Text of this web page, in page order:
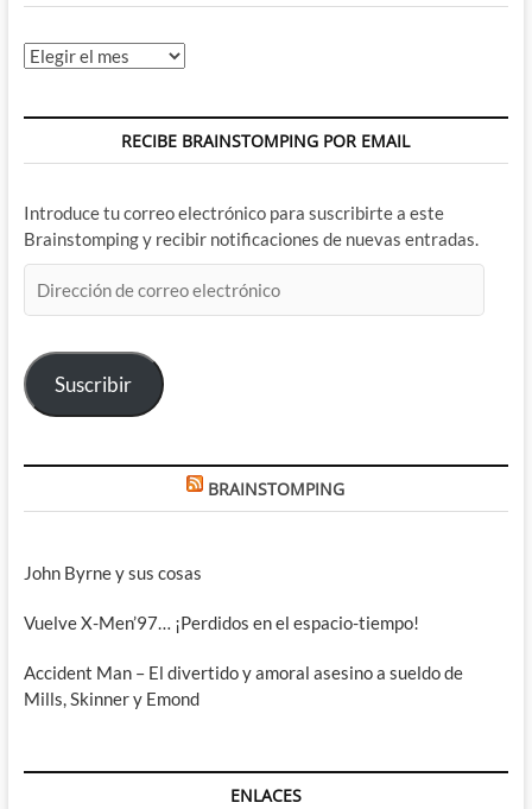
Archivos
RECIBE BRAINSTOMPING POR EMAIL
Introduce tu correo electrónico para suscribirte a este
Brainstomping y recibir notificaciones de nuevas entradas.
de
electrónico
Suscribir
BRAINSTOMPING
John Byrne y sus cosas
Vuelve X-Men’97… ¡Perdidos en el espacio-tiempo!
Accident Man – El divertido y amoral asesino a sueldo de
Mills, Skinner y Emond
ENLACES